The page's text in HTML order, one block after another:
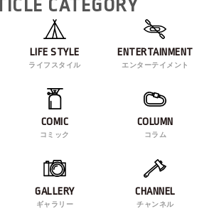
CATEGORY
LIFE STYLE
ライフスタイル
ENTERTAINMENT
エンターテイメント
COMIC
コミック
COLUMN
コラム
GALLERY
ギャラリー
CHANNEL
チャンネル